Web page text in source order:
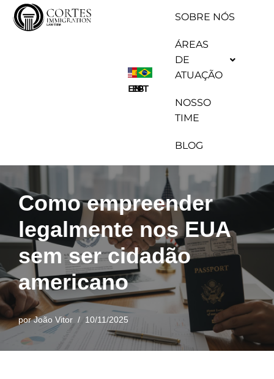
Pular
SOBRE NÓS
ÁREAS
DE
ATUAÇÃO
NOSSO
TIME
BLOG
EN
ESPT
Como empreender
legalmente nos EUA
sem ser cidadão
americano
porJoão Vitor 10/11/2025